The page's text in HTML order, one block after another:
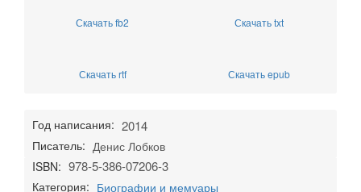
Скачать fb2 Скачать txt
Скачать rtf Скачать epub
Год написания: 2014
Писатель: Денис Лобков
ISBN: 978-5-386-07206-3
Категория: Биографии и мемуары